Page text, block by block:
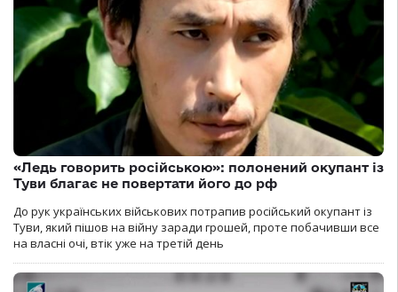
«Ледь говорить російською»: полонений окупант із
Туви благає не повертати його до рф
До рук українських військових потрапив російський окупант із
Туви, який пішов на війну заради грошей, проте побачивши все
на власні очі, втік уже на третій день